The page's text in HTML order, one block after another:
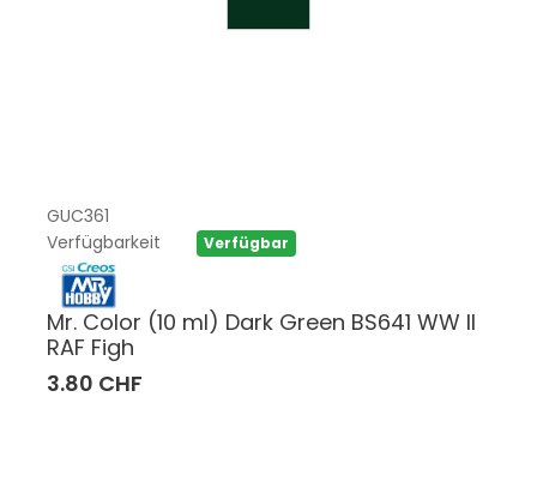
GUC361
Verfügbarkeit
Verfügbar
Mr. Color (10 ml) Dark Green BS641 WW II
RAF Figh
3.80 CHF